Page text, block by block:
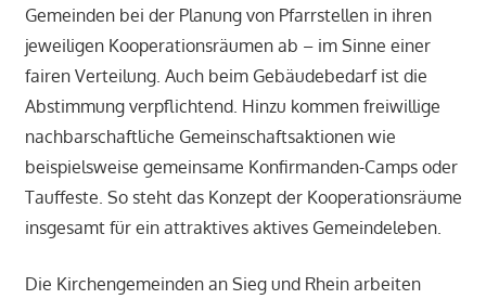
Gemeinden bei der Planung von Pfarrstellen in ihren
jeweiligen Kooperationsräumen ab – im Sinne einer
fairen Verteilung. Auch beim Gebäudebedarf ist die
Abstimmung verpflichtend. Hinzu kommen freiwillige
nachbarschaftliche Gemeinschaftsaktionen wie
beispielsweise gemeinsame Konfirmanden-Camps oder
Tauffeste. So steht das Konzept der Kooperationsräume
insgesamt für ein attraktives aktives Gemeindeleben.
Die Kirchengemeinden an Sieg und Rhein arbeiten